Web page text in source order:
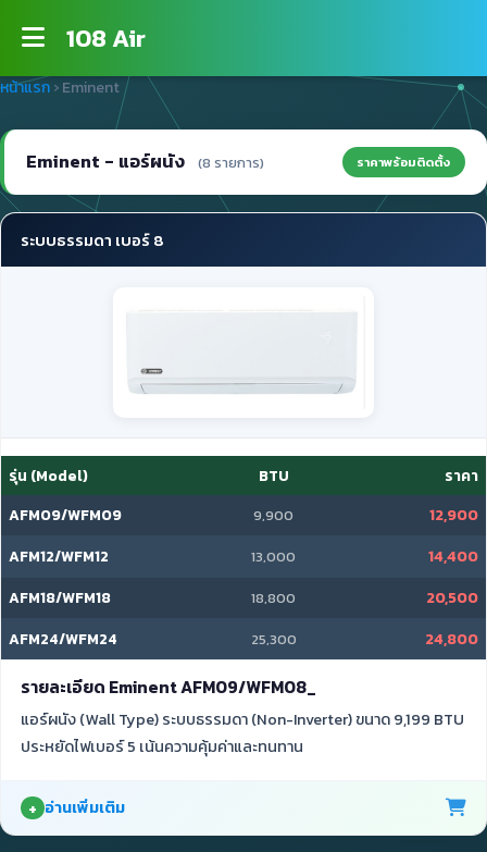
108 Air
หน้าแรก›Eminent
Eminent - แอร์ผนัง (8 รายการ) ราคาพร้อมติดตั้ง
ระบบธรรมดา เบอร์ 8
รุ่น (Model) BTU
ราคา
AFM09/WFM09
9,900 12,900
AFM12/WFM12 13,000 14,400
AFM18/WFM18 18,800 20,500
AFM24/WFM24 25,300 24,800
รายละเอียด Eminent AFM09/WFM08_
แอร์ผนัง (Wall Type) ระบบธรรมดา (Non-Inverter) ขนาด 9,199 BTU
ประหยัดไฟเบอร์ 5 เน้นความคุ้มค่าและทนทาน
อ่านเพิ่มเติม